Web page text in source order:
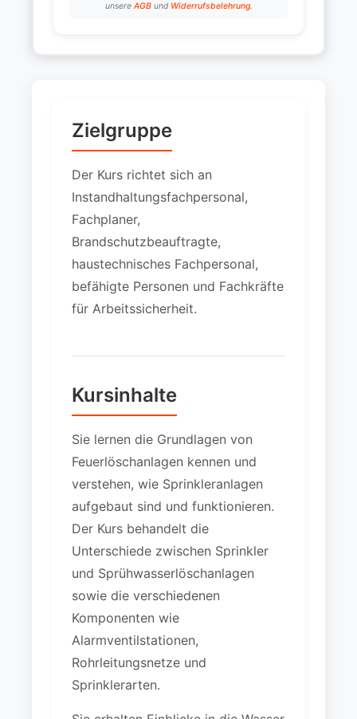
Zielgruppe
Der Kurs richtet sich an
Instandhaltungsfachpersonal,
Fachplaner,
Brandschutzbeauftragte,
haustechnisches Fachpersonal,
befähigte Personen und Fachkräfte
für Arbeitssicherheit.
Kursinhalte
Sie lernen die Grundlagen von
Feuerlöschanlagen kennen und
verstehen, wie Sprinkleranlagen
aufgebaut sind und funktionieren.
Der Kurs behandelt die
Unterschiede zwischen Sprinkler
und Sprühwasserlöschanlagen
sowie die verschiedenen
Komponenten wie
Alarmventilstationen,
Rohrleitungsnetze und
Sprinklerarten.
unsere AGBund Widerrufsbelehrung.